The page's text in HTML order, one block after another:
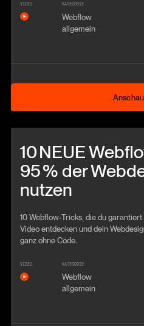
VIDEO KATEGORIE
Webflow
allgemein
Anschauen
10 NEUE
95 % der
nutzen
10 Webflow-Tricks, die du
Video entdecken und dein
ganz ohne Code.
VIDEO KATEGORIE
Webflow
allgemein